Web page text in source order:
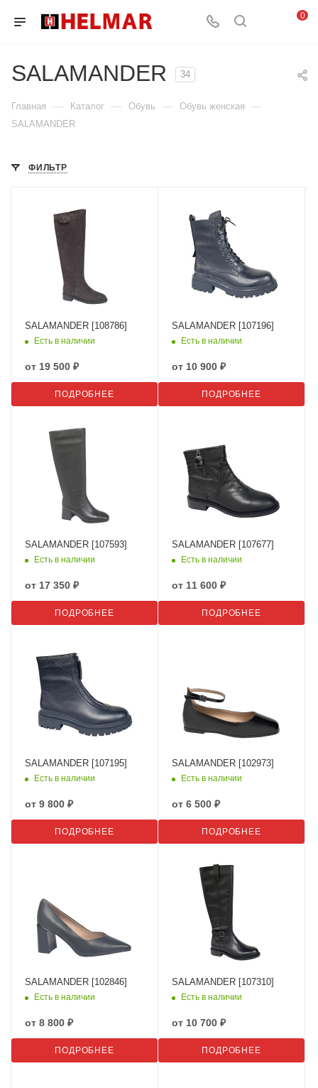
0
SALAMANDER 34
Главная — Каталог — Обувь — Обувь женская —
SALAMANDER
ФИЛЬТР
SALAMANDER [108786]
Есть в наличии
от 19 500 ₽
ПОДРОБНЕЕ
SALAMANDER [107196]
Есть в наличии
от 10 900 ₽
ПОДРОБНЕЕ
SALAMANDER [107593]
Есть в наличии
от 17 350 ₽
ПОДРОБНЕЕ
SALAMANDER [107677]
Есть в наличии
от 11 600 ₽
ПОДРОБНЕЕ
SALAMANDER [107195]
Есть в наличии
от 9 800 ₽
ПОДРОБНЕЕ
SALAMANDER [102973]
Есть в наличии
от 6 500 ₽
ПОДРОБНЕЕ
SALAMANDER [102846]
Есть в наличии
от 8 800 ₽
ПОДРОБНЕЕ
SALAMANDER [107310]
Есть в наличии
от 10 700 ₽
ПОДРОБНЕЕ